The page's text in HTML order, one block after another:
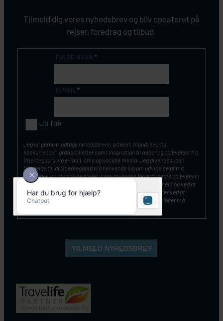
Tilmeld dig vores nyhedsbrev og bliv opdateret på
rejser, foredrag og tilbud.
*
*
Ja tak
Jeg vil gerne modtage nyhedsbreve, artikler, tilbud, events,
konkurrencer, gratis billetter samt inspiration til rejser og oplevelser fra
Stjernegaard via e-mail, sms og sociale media. Jeg giver desuden
tilladelse til, at Stjernegaard må henvende sig om udvidelse af mit
samtykke, og at analyse pixels, som anvendes for at forbedre oplevelsen
af vores kommunikation. Du kan altid tilbagekalde din tilmelding ved at
klikke på ”Afmeld nyhedsbrev” nederst i nyhedsbrevet – eller ved at
kontakte Stjernegaards kundeservice. Mine personoplysninger må